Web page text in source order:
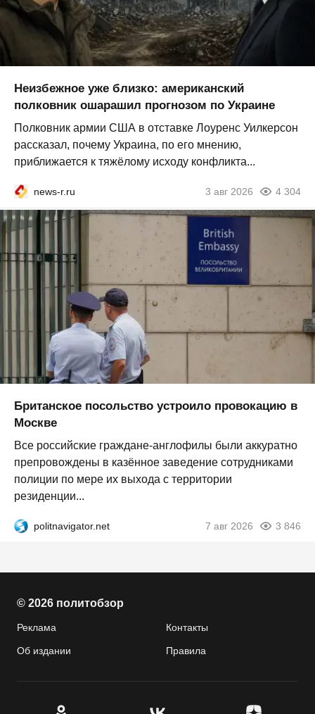
Неизбежное уже близко: американский
полковник ошарашил прогнозом по Украине
Полковник армии США в отставке Лоуренс Уилкерсон
рассказал, почему Украина, по его мнению,
приближается к тяжёлому исходу конфликта...
news-r.ru 3 авг 2026 4 304
Британское посольство устроило провокацию в
Москве
Все российские граждане-англофилы были аккуратно
препровождены в казённое заведение сотрудниками
полиции по мере их выхода с территории
резиденции...
politnavigator.net 7 авг 2026 3 846
© 2026 политобзор
Реклама Контакты
Об издании Правила